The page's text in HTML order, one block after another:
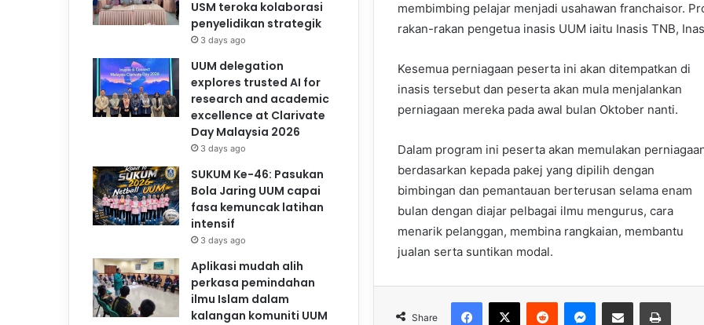
membimbing pelajar menjadi usahawan franchaisor.
rakan-rakan pengetua inasis UUM iaitu Inasis TNB,
Kesemua perniagaan peserta ini akan ditempatkan di
inasis tersebut dan peserta akan mula menjalankan
perniagaan mereka pada awal bulan Oktober nanti.
Dalam program ini peserta akan memulakan
berdasarkan kepada pakej yang dipilih dengan
bimbingan dan pemantauan berterusan selama enam
bulan dengan diajar pelbagai ilmu mengurus, cara
menarik pelanggan, membina rangkaian, membantu
jualan serta suntikan modal.
Share
USM teroka kolaborasi
penyelidikan strategik
3 days ago
UUM delegation
explores trusted AI for
research and academic
excellence at Clarivate
Day Malaysia 2026
3 days ago
SUKUM Ke-46: Pasukan
Bola Jaring UUM capai
fasa kemuncak latihan
intensif
3 days ago
Aplikasi mudah alih
perkasa pemindahan
ilmu Islam dalam
kalangan komuniti UUM